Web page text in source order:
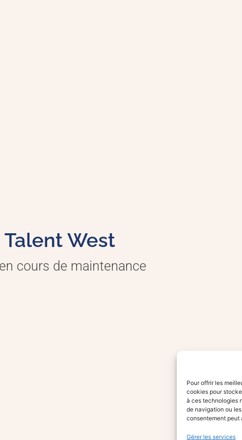
Pour offrir les
cookies pour
à ces technologies
de navigation ou
consentement peut
Gérer les services
Talent West
cours de maintenance